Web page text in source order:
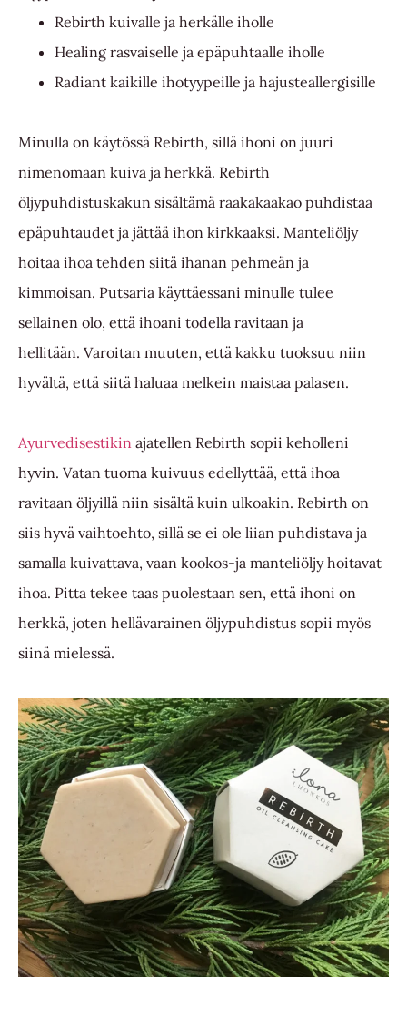
Rebirth kuivalle ja herkälle iholle
Healing rasvaiselle ja epäpuhtaalle iholle
Radiant kaikille ihotyypeille ja hajusteallergisille
Minulla on käytössä Rebirth, sillä ihoni on juuri
nimenomaan kuiva ja herkkä. Rebirth
öljypuhdistuskakun sisältämä raakakaakao puhdistaa
epäpuhtaudet ja jättää ihon kirkkaaksi. Manteliöljy
hoitaa ihoa tehden siitä ihanan pehmeän ja
kimmoisan. Putsaria käyttäessani minulle tulee
sellainen olo, että ihoani todella ravitaan ja
hellitään. Varoitan muuten, että kakku tuoksuu niin
hyvältä, että siitä haluaa melkein maistaa palasen.
Ayurvedisestikin ajatellen Rebirth sopii keholleni
hyvin. Vatan tuoma kuivuus edellyttää, että ihoa
ravitaan öljyillä niin sisältä kuin ulkoakin. Rebirth on
siis hyvä vaihtoehto, sillä se ei ole liian puhdistava ja
samalla kuivattava, vaan kookos-ja manteliöljy hoitavat
ihoa. Pitta tekee taas puolestaan sen, että ihoni on
herkkä, joten hellävarainen öljypuhdistus sopii myös
siinä mielessä.